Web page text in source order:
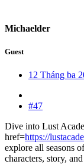
Michaelder
Guest
12 Tháng ba
#47
Dive into Lust
href=https://
explore all seasons
characters, story,